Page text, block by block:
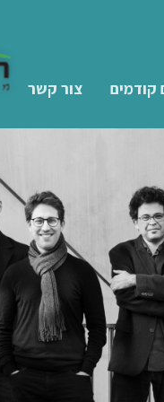
קודמים צור קשר